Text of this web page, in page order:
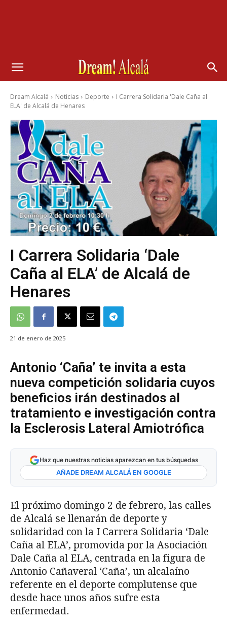
Dream Alcalá Noticias Deporte
I Carrera Solidaria 'Dale Caña al
ELA' de Alcalá de Henares
I Carrera Solidaria ‘Dale
Caña al ELA’ de Alcalá de
Henares
21 de enero de 2025
Antonio ‘Caña’ te invita a esta
nueva competición solidaria cuyos
beneficios irán destinados al
tratamiento e investigación contra
la Esclerosis Lateral Amiotrófica
Haz que nuestras noticias aparezcan en tus búsquedas
AÑADE DREAM ALCALÁ EN GOOGLE
El próximo domingo 2 de febrero, las calles
de Alcalá se llenarán de deporte y
solidaridad con la I Carrera Solidaria ‘Dale
Caña al ELA’, promovida por la Asociación
Dale Caña al ELA, centrada en la figura de
Antonio Cañaveral ‘Caña’, un alcalaíno
referente en el deporte complutense que
desde hace unos años sufre esta
enfermedad.